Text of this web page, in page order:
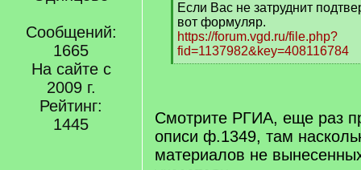
Сообщений:
1665
На сайте с
2009 г.
Рейтинг:
1445
Если Вас не затруднит
вот формуляр.
https://forum.vgd.ru/file.php?
fid=1137982&key=408116784
[
Смотрите РГИА, еще раз
описи ф.1349, там
материалов не